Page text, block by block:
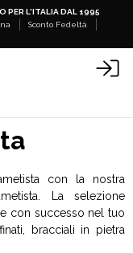
PER L'ITALIA DAL 1995
Sconto Fedeltà
con la nostra
La selezione
con successo nel tuo
bracciali in pietra